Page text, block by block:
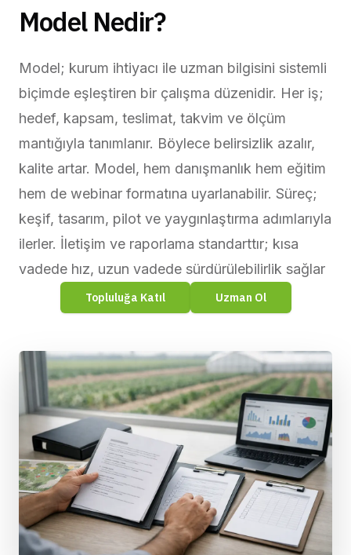
Model Nedir?
Model; kurum ihtiyacı ile uzman bilgisini sistemli
biçimde eşleştiren bir çalışma düzenidir. Her iş;
hedef, kapsam, teslimat, takvim ve ölçüm
mantığıyla tanımlanır. Böylece belirsizlik azalır,
kalite artar. Model, hem danışmanlık hem eğitim
hem de webinar formatına uyarlanabilir. Süreç;
keşif, tasarım, pilot ve yaygınlaştırma adımlarıyla
ilerler. İletişim ve raporlama standarttır; kısa
vadede hız, uzun vadede sürdürülebilirlik sağlar
Topluluğa Katıl Uzman Ol